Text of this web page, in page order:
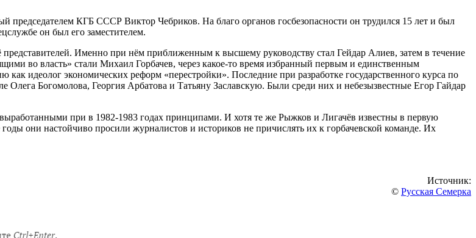
председателем КГБ СССР Виктор Чебриков. На благо органов госбезопасности он трудился 15 лет и был
он был его заместителем.
Именно при нём приближенным к высшему руководству стал Гейдар Алиев, затем в течение
во власть» стали Михаил Горбачев, через какое-то время избранный первым и единственным
идеолог экономических реформ «перестройки». Последние при разработке государственного курса по
Богомолова, Георгия Арбатова и Татьяну Заславскую. Были среди них и небезызвестные Егор Гайдар
при в 1982-1983 годах принципами. И хотя те же Рыжков и Лигачёв известны в первую
они настойчиво просили журналистов и историков не причислять их к горбачевской команде. Их
Источник:
© Русская Семерка